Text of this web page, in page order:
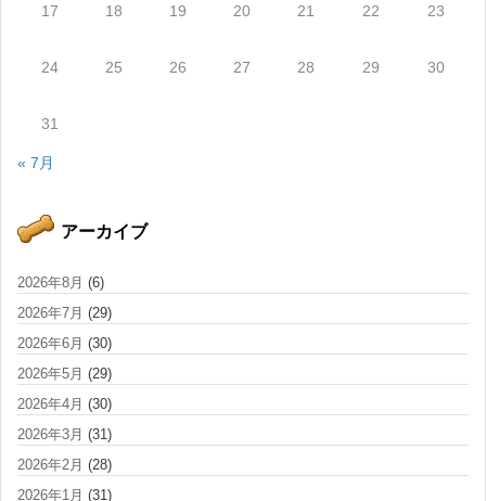
17 18 19 20 21 22 23
24 25 26 27 28 29 30
31
« 7月
アーカイブ
2026年8月 (6)
2026年7月 (29)
2026年6月 (30)
2026年5月 (29)
2026年4月 (30)
2026年3月 (31)
2026年2月 (28)
2026年1月 (31)